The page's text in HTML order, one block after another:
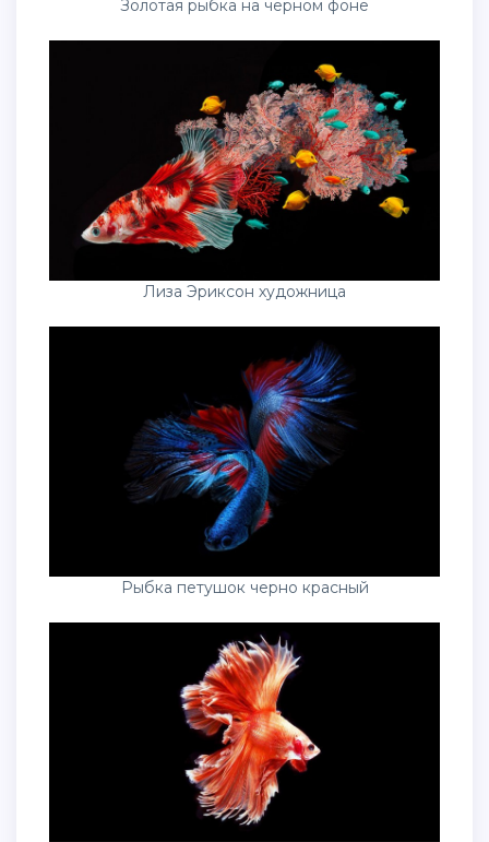
Золотая рыбка на черном фоне
Лиза Эриксон художница
Рыбка петушок черно красный